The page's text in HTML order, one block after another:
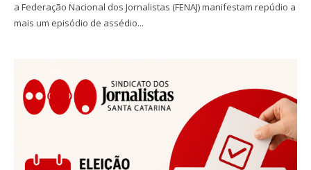
a Federação Nacional dos Jornalistas (FENAJ) manifestam repúdio a
mais um episódio de assédio...